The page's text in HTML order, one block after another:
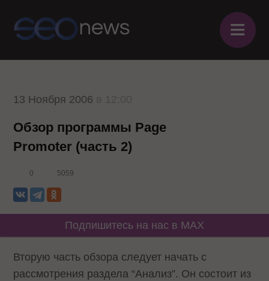
≡
13 Ноября 2006
Обзор программы Page
Promoter (часть 2)
0 5059
Подпишитесь на нас в MAX
Вторую часть обзора следует начать с
рассмотрения раздела “Анализ”. Он состоит из